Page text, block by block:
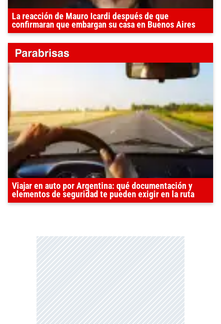
La reacción de Mauro Icardi después de que
confirmaran que embargan su casa en Buenos Aires
Viajar en auto por Argentina: qué documentación y
elementos de seguridad te pueden exigir en la ruta